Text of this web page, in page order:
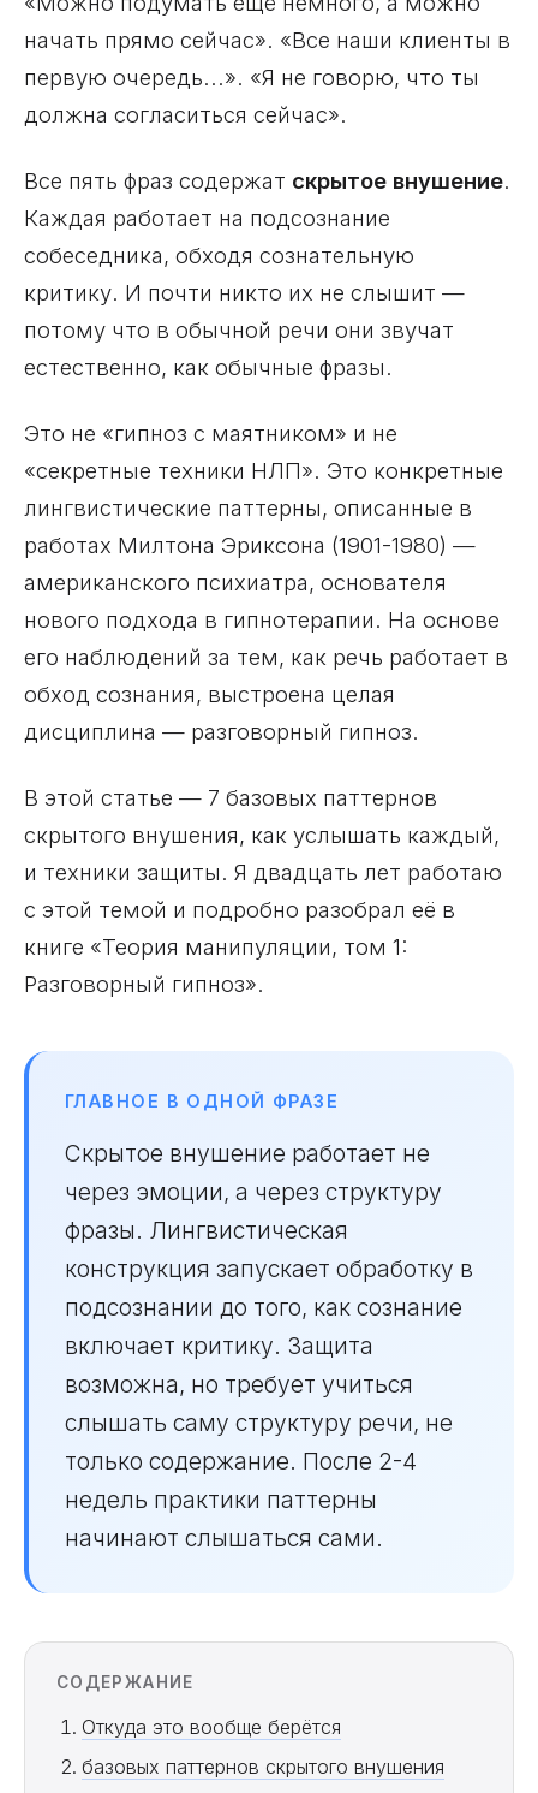
начать прямо сейчас». «Все наши клиенты в
первую очередь...». «Я не говорю, что ты
должна согласиться сейчас».
Все пять фраз содержат скрытое внушение.
Каждая работает на подсознание
собеседника, обходя сознательную
критику. И почти никто их не слышит —
потому что в обычной речи они звучат
естественно, как обычные фразы.
Это не «гипноз с маятником» и не
«секретные техники НЛП». Это конкретные
лингвистические паттерны, описанные в
работах Милтона Эриксона (1901-1980) —
американского психиатра, основателя
нового подхода в гипнотерапии. На основе
его наблюдений за тем, как речь работает в
обход сознания, выстроена целая
дисциплина — разговорный гипноз.
В этой статье — 7 базовых паттернов
скрытого внушения, как услышать каждый,
и техники защиты. Я двадцать лет работаю
с этой темой и подробно разобрал её в
книге «Теория манипуляции, том 1:
Разговорный гипноз».
ГЛАВНОЕ В ОДНОЙ ФРАЗЕ
Скрытое внушение работает не
через эмоции, а через структуру
фразы. Лингвистическая
конструкция запускает обработку в
подсознании до того, как сознание
включает критику. Защита
возможна, но требует учиться
слышать саму структуру речи, не
только содержание. После 2-4
недель практики паттерны
начинают слышаться сами.
СОДЕРЖАНИЕ
Откуда это вообще берётся
базовых паттернов скрытого внушения